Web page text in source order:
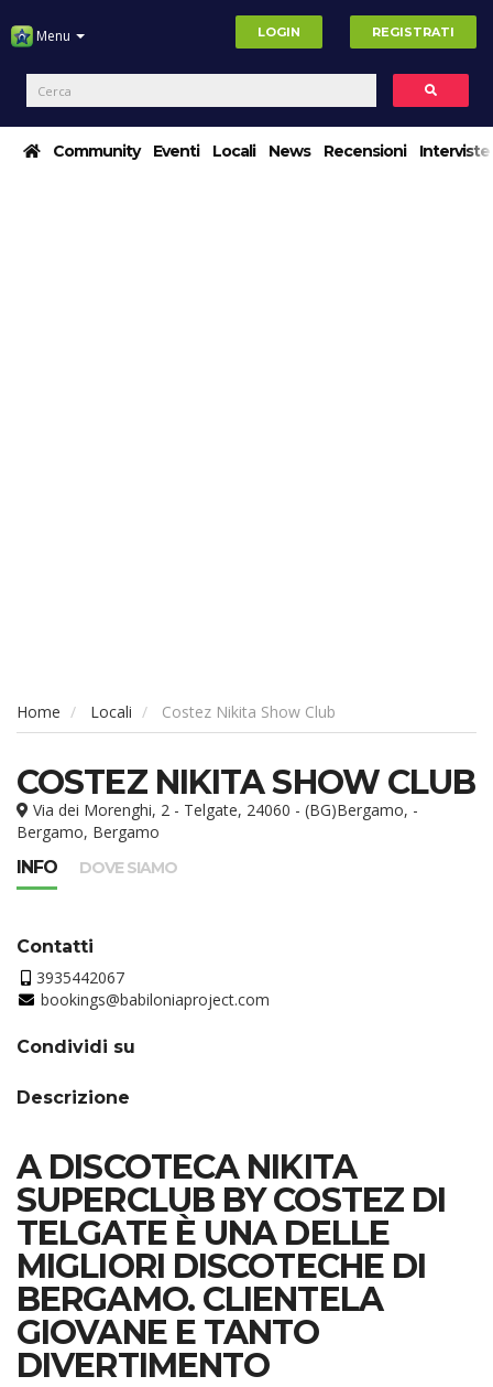
Menu LOGIN REGISTRATI
Community Eventi Locali News Recensioni Interviste
Home Locali Costez Nikita Show Club
COSTEZ NIKITA SHOW CLUB
Via dei Morenghi, 2 - Telgate, 24060 - (BG)Bergamo, -
Bergamo, Bergamo
INFO
DOVE SIAMO
Contatti
3935442067
bookings@babiloniaproject.com
Condividi su
Descrizione
A DISCOTECA NIKITA
SUPERCLUB BY COSTEZ DI
TELGATE È UNA DELLE
MIGLIORI DISCOTECHE DI
BERGAMO. CLIENTELA
GIOVANE E TANTO
DIVERTIMENTO